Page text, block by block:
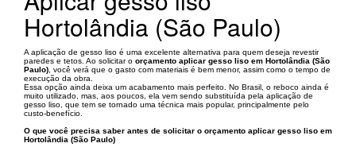
Hortolândia (São Paulo)
A aplicação de gesso liso é uma excelente alternativa para quem deseja revestir
paredes e tetos. Ao solicitar o orçamento aplicar gesso liso em Hortolândia (São
Paulo) , você verá que o gasto com materiais é bem menor, assim como o tempo de
execução da obra.
Essa opção ainda deixa um acabamento mais perfeito. No Brasil, o reboco ainda é
muito utilizado, mas, aos poucos, ela vem sendo substituída pela aplicação de
gesso liso, que tem se tornado uma técnica mais popular, principalmente pelo
custo-benefício.
O que você precisa saber antes de solicitar o orçamento aplicar gesso liso em
Hortolândia (São Paulo)